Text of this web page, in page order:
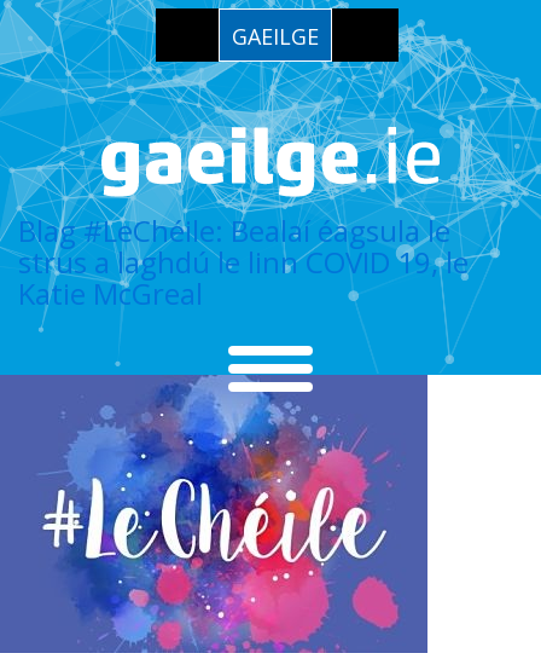
GAEILGE
Blag #LeChéile: Bealaí éagsula le
strus a laghdú le linn COVID 19, le
Katie McGreal